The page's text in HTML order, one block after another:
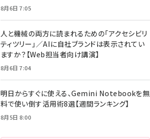
8月6日 7:05
人と機械の両方に読まれるための「アクセシビリ
ティツリー」／AIに自社ブランドは表示されてい
ますか？【Web担当者向け講演】
8月6日 7:04
明日からすぐに使える、Gemini Notebookを無
料で使い倒す活用術8選【週間ランキング】
8月5日 8:00